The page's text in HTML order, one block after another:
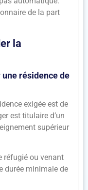
de la part
la
résidence de
exigée est de
est titulaire d’un
supérieur
réfugié ou venant
durée minimale de